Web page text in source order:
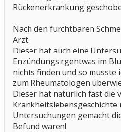
Rückenerkrankung
Nach den furchtbaren
Arzt.
Dieser hat auch eine
Enzündungsirgentwas im
nichts finden und so musste
zum Rheumatologen
Dieser hat natürlich fast die
Untersuchungen gemacht
Befund waren!